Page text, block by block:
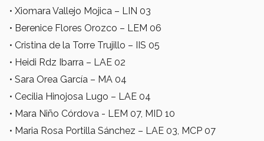
• Xiomara Vallejo Mojica – LIN 03
• Berenice Flores Orozco – LEM 06
• Cristina de la Torre Trujillo – IIS 05
• Heidi Rdz Ibarra – LAE 02
• Sara Orea García – MA 04
• Cecilia Hinojosa Lugo – LAE 04
• Mara Niño Córdova - LEM 07, MID 10
• Maria Rosa Portilla Sánchez – LAE 03, MCP 07